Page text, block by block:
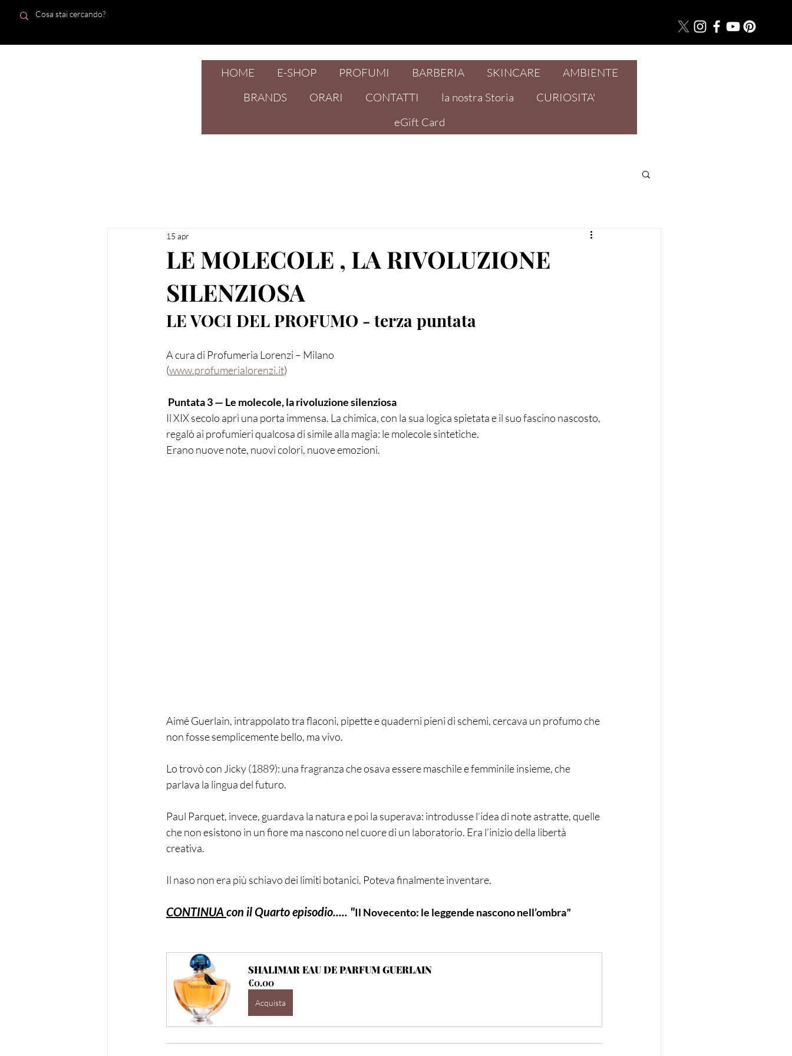
HOME E-SHOP PROFUMI BARBERIA SKINCARE
AMBIENTE
BRANDS
ORARI CONTATTI la nostra Storia
CURIOSITA'
eGift Card
LE MOLECOLE , LA RIVOLUZIONE
SILENZIOSA
15 apr
LE VOCI DEL PROFUMO - terza puntata
A cura di Profumeria Lorenzi – Milano
(www.profumerialorenzi.it)
Puntata 3 — Le molecole, la rivoluzione silenziosa
Il XIX secolo aprì una porta immensa. La chimica, con la sua logica spietata e il suo fascino nascosto,
regalò ai profumieri qualcosa di simile alla magia: le molecole sintetiche.
Erano nuove note, nuovi colori, nuove emozioni.
Aimé Guerlain, intrappolato tra flaconi, pipette e quaderni pieni di schemi, cercava un profumo che
non fosse semplicemente bello, ma vivo.
Lo trovò con Jicky (1889): una fragranza che osava essere maschile e femminile insieme, che
parlava la lingua del futuro.
Paul Parquet, invece, guardava la natura e poi la superava: introdusse l’idea di note astratte, quelle
che non esistono in un fiore ma nascono nel cuore di un laboratorio. Era l’inizio della libertà
creativa.
Il naso non era più schiavo dei limiti botanici. Poteva finalmente inventare.
CONTINUA con il Quarto episodio..... "Il Novecento: le leggende nascono nell’ombra"
SHALIMAR EAU DE PARFUM GUERLAIN
€0.00
Acquista